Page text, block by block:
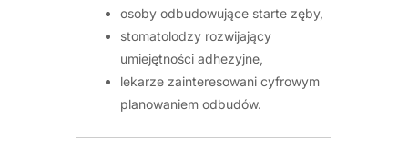
osoby odbudowujące starte zęby,
stomatolodzy rozwijający
umiejętności adhezyjne,
lekarze zainteresowani cyfrowym
planowaniem odbudów.